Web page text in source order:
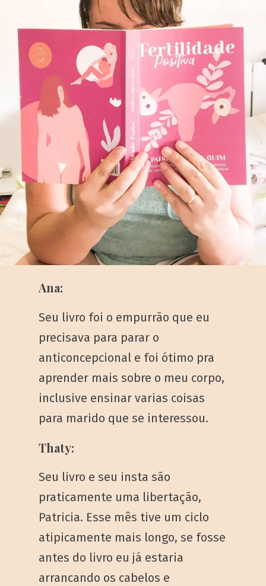
Ana:
Seu livro foi o empurrão que eu
precisava para parar o
anticoncepcional e foi ótimo pra
aprender mais sobre o meu corpo,
inclusive ensinar varias coisas
para marido que se interessou.
Thaty:
Seu livro e seu insta são
praticamente uma libertação,
Patricia. Esse mês tive um ciclo
atipicamente mais longo, se fosse
antes do livro eu já estaria
arrancando os cabelos e